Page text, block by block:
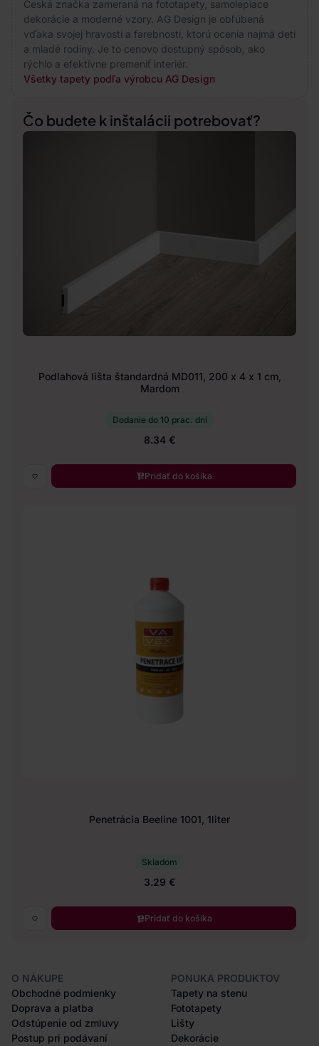
Česká značka zameraná na fototapety, samolepiace
dekorácie a moderné vzory. AG Design je obľúbená
vďaka svojej hravosti a farebnosti, ktorú ocenia najmä deti
a mladé rodiny. Je to cenovo dostupný spôsob, ako
rýchlo a efektívne premeniť interiér.
Všetky tapety podľa výrobcu AG Design
Čo budete k inštalácii potrebovať?
Podlahová lišta štandardná MD011, 200 x 4 x 1 cm,
Mardom
Dodanie do 10 prac. dní
8.34 €
Pridať do košíka
Penetrácia Beeline 1001, 1liter
Skladom
3.29 €
Pridať do košíka
O NÁKUPE
Obchodné podmienky
Doprava a platba
Odstúpenie od zmluvy
Postup pri podávaní
PONUKA PRODUKTOV
Tapety na stenu
Fototapety
Lišty
Dekorácie